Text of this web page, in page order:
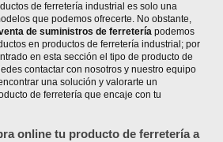
de ferretería industrial es solo una
que podemos ofrecerte. No obstante,
de suministros de ferretería podemos
en productos de ferretería industrial; por
en esta sección el tipo de producto de
contactar con nosotros y nuestro equipo
una solución y valorarte un
de ferretería que encaje con tu
online tu producto de ferretería a